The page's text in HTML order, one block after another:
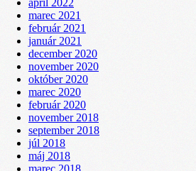
apríl 2022
marec 2021
február 2021
január 2021
december 2020
november 2020
október 2020
marec 2020
február 2020
november 2018
september 2018
júl 2018
máj 2018
marec 2018